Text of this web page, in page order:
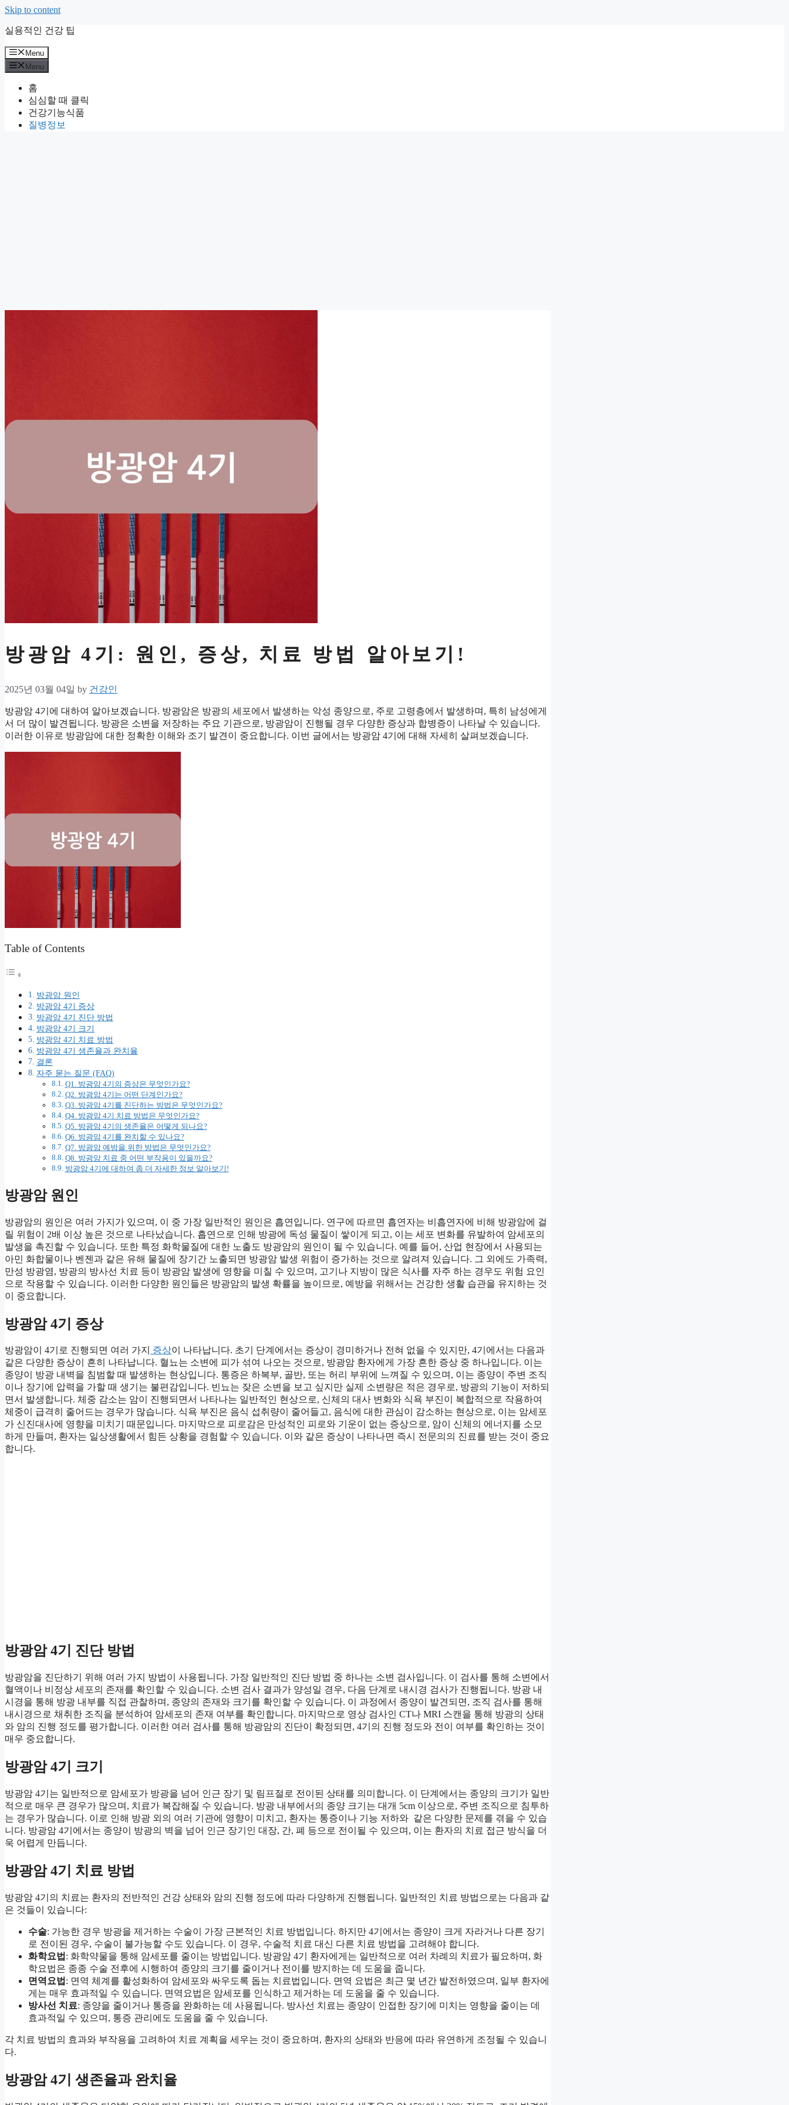
Skip to content
실용적인 건강 팁
Menu
Menu
홈
심심할 때 클릭
건강기능식품
질병정보
방광암 4기: 원인, 증상, 치료 방법 알아보기!
2025년 03월 04일 by 건강인
방광암 4기에 대하여 알아보겠습니다. 방광암은 방광의 세포에서 발생하는 악성 종양으로, 주로 고령층에서 발생하며, 특히 남성에게
서 더 많이 발견됩니다. 방광은 소변을 저장하는 주요 기관으로, 방광암이 진행될 경우 다양한 증상과 합병증이 나타날 수 있습니다.
이러한 이유로 방광암에 대한 정확한 이해와 조기 발견이 중요합니다. 이번 글에서는 방광암 4기에 대해 자세히 살펴보겠습니다.
Table of Contents
방광암 원인
방광암 4기 증상
방광암 4기 진단 방법
방광암 4기 크기
방광암 4기 치료 방법
방광암 4기 생존율과 완치율
결론
자주 묻는 질문 (FAQ)
Q1. 방광암 4기의 증상은 무엇인가요?
Q2. 방광암 4기는 어떤 단계인가요?
Q3. 방광암 4기를 진단하는 방법은 무엇인가요?
Q4. 방광암 4기 치료 방법은 무엇인가요?
Q5. 방광암 4기의 생존율은 어떻게 되나요?
Q6. 방광암 4기를 완치할 수 있나요?
Q7. 방광암 예방을 위한 방법은 무엇인가요?
Q8. 방광암 치료 중 어떤 부작용이 있을까요?
방광암 4기에 대하여 좀 더 자세한 정보 알아보기!
방광암 원인
방광암의 원인은 여러 가지가 있으며, 이 중 가장 일반적인 원인은 흡연입니다. 연구에 따르면 흡연자는 비흡연자에 비해 방광암에 걸
릴 위험이 2배 이상 높은 것으로 나타났습니다. 흡연으로 인해 방광에 독성 물질이 쌓이게 되고, 이는 세포 변화를 유발하여 암세포의
발생을 촉진할 수 있습니다. 또한 특정 화학물질에 대한 노출도 방광암의 원인이 될 수 있습니다. 예를 들어, 산업 현장에서 사용되는
아민 화합물이나 벤젠과 같은 유해 물질에 장기간 노출되면 방광암 발생 위험이 증가하는 것으로 알려져 있습니다. 그 외에도 가족력,
만성 방광염, 방광의 방사선 치료 등이 방광암 발생에 영향을 미칠 수 있으며, 고기나 지방이 많은 식사를 자주 하는 경우도 위험 요인
으로 작용할 수 있습니다. 이러한 다양한 원인들은 방광암의 발생 확률을 높이므로, 예방을 위해서는 건강한 생활 습관을 유지하는 것
이 중요합니다.
방광암 4기 증상
방광암이 4기로 진행되면 여러 가지 증상이 나타납니다. 초기 단계에서는 증상이 경미하거나 전혀 없을 수 있지만, 4기에서는 다음과
같은 다양한 증상이 흔히 나타납니다. 혈뇨는 소변에 피가 섞여 나오는 것으로, 방광암 환자에게 가장 흔한 증상 중 하나입니다. 이는
종양이 방광 내벽을 침범할 때 발생하는 현상입니다. 통증은 하복부, 골반, 또는 허리 부위에 느껴질 수 있으며, 이는 종양이 주변 조직
이나 장기에 압력을 가할 때 생기는 불편감입니다. 빈뇨는 잦은 소변을 보고 싶지만 실제 소변량은 적은 경우로, 방광의 기능이 저하되
면서 발생합니다. 체중 감소는 암이 진행되면서 나타나는 일반적인 현상으로, 신체의 대사 변화와 식욕 부진이 복합적으로 작용하여
체중이 급격히 줄어드는 경우가 많습니다. 식욕 부진은 음식 섭취량이 줄어들고, 음식에 대한 관심이 감소하는 현상으로, 이는 암세포
가 신진대사에 영향을 미치기 때문입니다. 마지막으로 피로감은 만성적인 피로와 기운이 없는 증상으로, 암이 신체의 에너지를 소모
하게 만들며, 환자는 일상생활에서 힘든 상황을 경험할 수 있습니다. 이와 같은 증상이 나타나면 즉시 전문의의 진료를 받는 것이 중요
합니다.
방광암 4기 진단 방법
방광암을 진단하기 위해 여러 가지 방법이 사용됩니다. 가장 일반적인 진단 방법 중 하나는 소변 검사입니다. 이 검사를 통해 소변에서
혈액이나 비정상 세포의 존재를 확인할 수 있습니다. 소변 검사 결과가 양성일 경우, 다음 단계로 내시경 검사가 진행됩니다. 방광 내
시경을 통해 방광 내부를 직접 관찰하며, 종양의 존재와 크기를 확인할 수 있습니다. 이 과정에서 종양이 발견되면, 조직 검사를 통해
내시경으로 채취한 조직을 분석하여 암세포의 존재 여부를 확인합니다. 마지막으로 영상 검사인 CT나 MRI 스캔을 통해 방광의 상태
와 암의 진행 정도를 평가합니다. 이러한 여러 검사를 통해 방광암의 진단이 확정되면, 4기의 진행 정도와 전이 여부를 확인하는 것이
매우 중요합니다.
방광암 4기 크기
방광암 4기는 일반적으로 암세포가 방광을 넘어 인근 장기 및 림프절로 전이된 상태를 의미합니다. 이 단계에서는 종양의 크기가 일반
적으로 매우 큰 경우가 많으며, 치료가 복잡해질 수 있습니다. 방광 내부에서의 종양 크기는 대개 5cm 이상으로, 주변 조직으로 침투하
는 경우가 많습니다. 이로 인해 방광 외의 여러 기관에 영향이 미치고, 환자는 통증이나 기능 저하와 같은 다양한 문제를 겪을 수 있습
니다. 방광암 4기에서는 종양이 방광의 벽을 넘어 인근 장기인 대장, 간, 폐 등으로 전이될 수 있으며, 이는 환자의 치료 접근 방식을 더
욱 어렵게 만듭니다.
방광암 4기 치료 방법
방광암 4기의 치료는 환자의 전반적인 건강 상태와 암의 진행 정도에 따라 다양하게 진행됩니다. 일반적인 치료 방법으로는 다음과 같
은 것들이 있습니다:
수술: 가능한 경우 방광을 제거하는 수술이 가장 근본적인 치료 방법입니다. 하지만 4기에서는 종양이 크게 자라거나 다른 장기
로 전이된 경우, 수술이 불가능할 수도 있습니다. 이 경우, 수술적 치료 대신 다른 치료 방법을 고려해야 합니다.
화학요법 : 화학약물을 통해 암세포를 줄이는 방법입니다. 방광암 4기 환자에게는 일반적으로 여러 차례의 치료가 필요하며, 화
학요법은 종종 수술 전후에 시행하여 종양의 크기를 줄이거나 전이를 방지하는 데 도움을 줍니다.
면역요법 : 면역 체계를 활성화하여 암세포와 싸우도록 돕는 치료법입니다. 면역 요법은 최근 몇 년간 발전하였으며, 일부 환자에
게는 매우 효과적일 수 있습니다. 면역요법은 암세포를 인식하고 제거하는 데 도움을 줄 수 있습니다.
방사선 치료: 종양을 줄이거나 통증을 완화하는 데 사용됩니다. 방사선 치료는 종양이 인접한 장기에 미치는 영향을 줄이는 데
효과적일 수 있으며, 통증 관리에도 도움을 줄 수 있습니다.
각 치료 방법의 효과와 부작용을 고려하여 치료 계획을 세우는 것이 중요하며, 환자의 상태와 반응에 따라 유연하게 조정될 수 있습니
다.
방광암 4기 생존율과 완치율